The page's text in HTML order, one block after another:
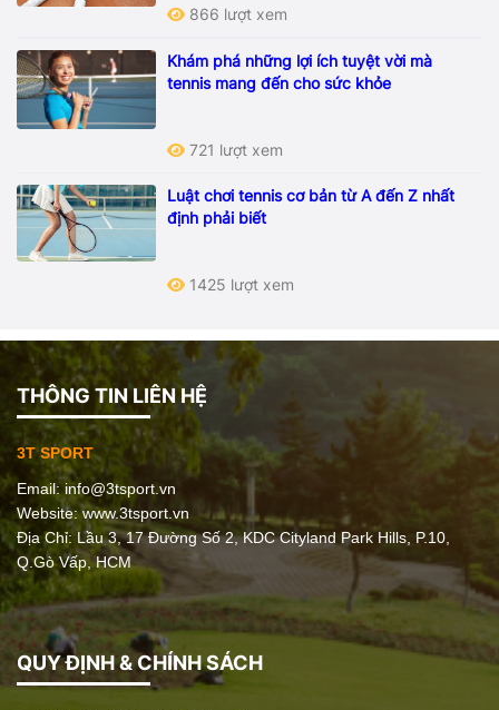
866 lượt xem
Khám phá những lợi ích tuyệt vời mà
tennis mang đến cho sức khỏe
721 lượt xem
Luật chơi tennis cơ bản từ A đến Z nhất
định phải biết
1425 lượt xem
THÔNG TIN LIÊN HỆ
3T SPORT
Email:info@3tsport.vn
Website: www.3tsport.vn
Địa Chỉ: Lầu 3, 17 Đường Số 2, KDC Cityland Park Hills, P.10,
Q.Gò Vấp, HCM
QUY ĐỊNH & CHÍNH SÁCH